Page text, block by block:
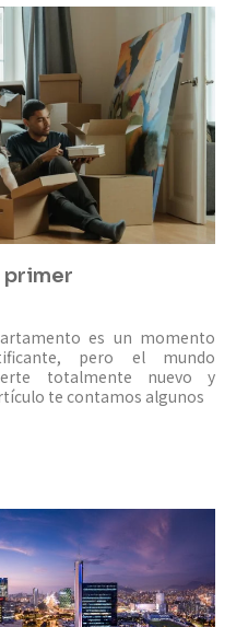
primer
es un momento
pero el mundo
totalmente nuevo y
te contamos algunos